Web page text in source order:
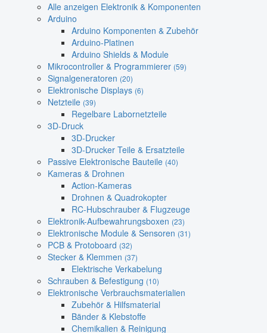
Alle anzeigen Elektronik & Komponenten
Arduino
Arduino Komponenten & Zubehör
Arduino-Platinen
Arduino Shields & Module
Mikrocontroller & Programmierer (59)
Signalgeneratoren (20)
Elektronische Displays (6)
Netzteile (39)
Regelbare Labornetzteile
3D-Druck
3D-Drucker
3D-Drucker Teile & Ersatzteile
Passive Elektronische Bauteile (40)
Kameras & Drohnen
Action-Kameras
Drohnen & Quadrokopter
RC-Hubschrauber & Flugzeuge
Elektronik-Aufbewahrungsboxen (23)
Elektronische Module & Sensoren (31)
PCB & Protoboard (32)
Stecker & Klemmen (37)
Elektrische Verkabelung
Schrauben & Befestigung (10)
Elektronische Verbrauchsmaterialien
Zubehör & Hilfsmaterial
Bänder & Klebstoffe
Chemikalien & Reinigung